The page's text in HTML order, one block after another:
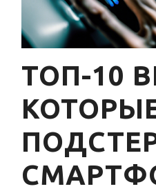
ТОП-10